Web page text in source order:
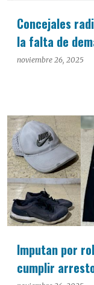
Concejales
la falta de
noviembre 26, 2025
Imputan por
cumplir